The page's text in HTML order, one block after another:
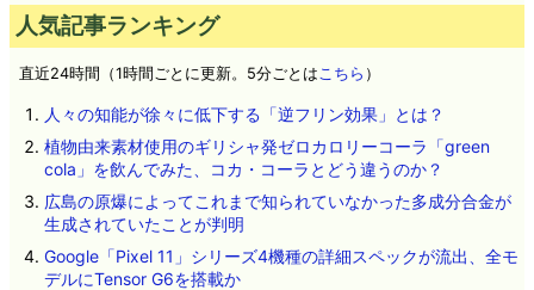
人気記事ランキング
直近24時間（1時間ごとに更新。5分ごとは こちら ）
人々の知能が徐々に低下する「逆フリン効果」とは？
植物由来素材使用のギリシャ発ゼロカロリーコーラ「green
cola」を飲んでみた、コカ・コーラとどう違うのか？
広島の原爆によってこれまで知られていなかった多成分合金が
生成されていたことが判明
Google「Pixel 11」シリーズ4機種の詳細スペックが流出、全モ
デルにTensor G6を搭載か